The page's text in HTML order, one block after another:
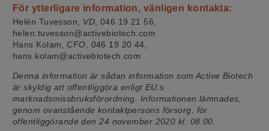
För ytterligare information, vänligen kontakta:
Helén Tuvesson, VD, 046 19 21 56,
helen.tuvesson@activebiotech.com
Hans Kolam, CFO , 046 19 20 44,
hans.kolam@activebiotech.com
Denna information är sådan information som Active Biotech
är skyldig att offentliggöra enligt EU:s
marknadsmissbruksförordning. Informationen lämnades,
genom ovanstående kontaktpersons försorg, för
offentliggörande den 24 november 2020 kl. 08.00.